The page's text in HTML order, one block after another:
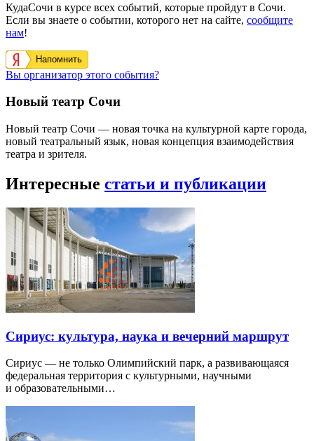
КудаСочи в курсе всех событий, которые пройдут в Сочи.
Если вы знаете о событии, которого нет на сайте, сообщите
нам!
Напомнить
Вы организатор этого события?
Новый театр Сочи
Новый театр Сочи — новая точка на культурной карте города,
новый театральный язык, новая концепция взаимодействия
театра и зрителя.
Интересные статьи и публикации
Сириус: культура, наука и вечерний маршрут
Сириус — не только Олимпийский парк, а развивающаяся
федеральная территория с культурными, научными
и образовательными…